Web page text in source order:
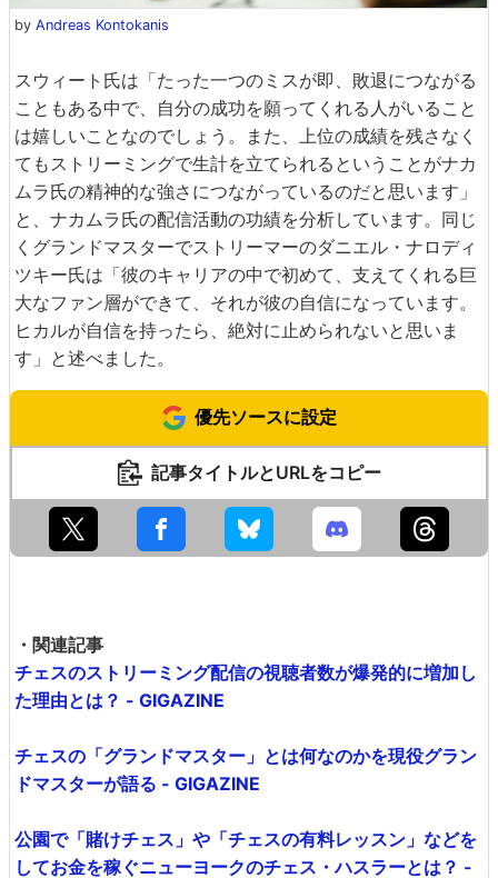
by Andreas Kontokanis
スウィート氏は「たった一つのミスが即、敗退につながる
こともある中で、自分の成功を願ってくれる人がいること
は嬉しいことなのでしょう。また、上位の成績を残さなく
てもストリーミングで生計を立てられるということがナカ
ムラ氏の精神的な強さにつながっているのだと思います」
と、ナカムラ氏の配信活動の功績を分析しています。同じ
くグランドマスターでストリーマーのダニエル・ナロディ
ツキー氏は「彼のキャリアの中で初めて、支えてくれる巨
大なファン層ができて、それが彼の自信になっています。
ヒカルが自信を持ったら、絶対に止められないと思いま
す」と述べました。
優先ソースに設定
記事タイトルとURLをコピー
・関連記事
チェスのストリーミング配信の視聴者数が爆発的に増加し
た理由とは？ - GIGAZINE
チェスの「グランドマスター」とは何なのかを現役グラン
ドマスターが語る - GIGAZINE
公園で「賭けチェス」や「チェスの有料レッスン」などを
してお金を稼ぐニューヨークのチェス・ハスラーとは？ -